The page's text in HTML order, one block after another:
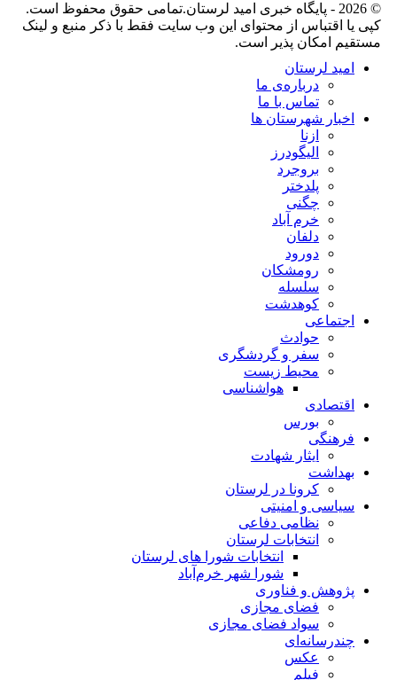
© 2026 - پایگاه خبری اميد لرستان.تمامی حقوق محفوظ است.
کپی یا اقتباس از محتوای این وب سایت فقط با ذکر منبع و لینک
مستقیم امکان پذیر است.
امید لرستان
درباره‌ی ما
تماس با ما
اخبار شهرستان ها
ازنا
الیگودرز
بروجرد
پلدختر
چگنی
خرم آباد
دلفان
دورود
رومشکان
سلسله
کوهدشت
اجتماعی
حوادث
سفر و گردشگری
محیط زیست
هواشناسی
اقتصادی
بورس
فرهنگی
ایثار شهادت
بهداشت
کرونا در لرستان
سیاسی و امنیتی
نظامی دفاعی
انتخابات لرستان
انتخابات شورا های لرستان
شورا شهر خرم‌آباد
پژوهش و فناوری
فضای مجازی
سواد فضای مجازی
چندرسانه‌ای
عكس
فیلم